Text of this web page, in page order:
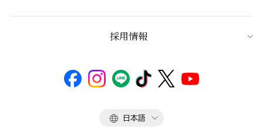
採用情報
言
日本語